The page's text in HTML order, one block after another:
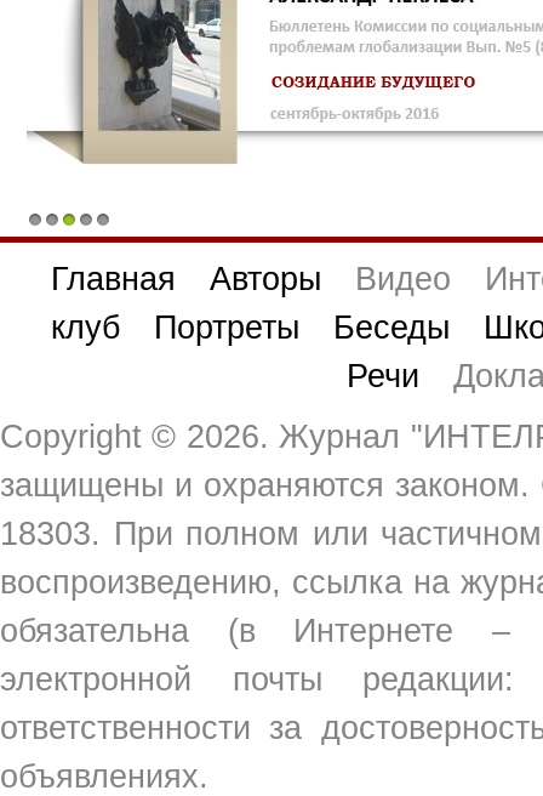
1 2 3 4 5
Главная Авторы Видео
клуб
Портреты Беседы
Речи
Copyright © 2026. Журнал
защищены и охраняются
18303. При полном или
воспроизведению, ссылка на
обязательна (в Интернете
электронной почты
ответственности за
объявлениях.